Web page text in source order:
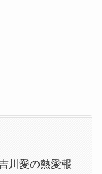
川愛の熱愛報